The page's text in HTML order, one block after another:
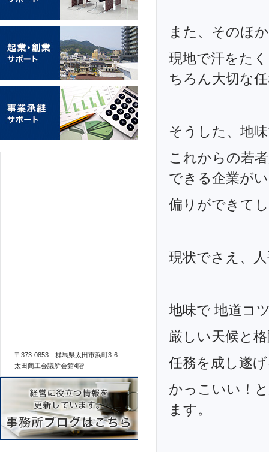
また、そのほ
現地で汗をた
ちろん大切な
そうした、地
これからの若
できる企業が
偏りができて
現状でさえ、
地味で 地道コ
厳しい天候と
任務を成し遂
かっこいい！
ます。
〒373-0853 群馬県太田市浜町3-6
太田商工会議所会館4階